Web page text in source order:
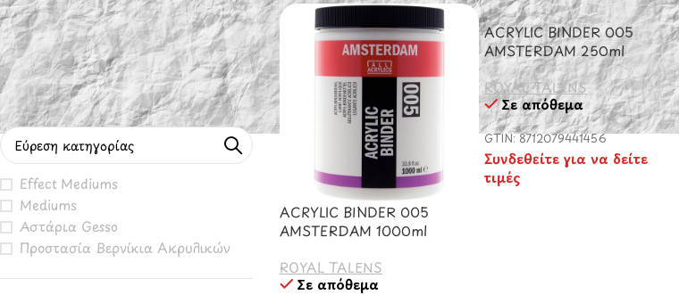
Φιλτράρισμα
Τιμή:0 €—30 €
Φιλτράρισμα Βάσει Κατηγορίας
Effect Mediums
Mediums
Αστάρια Gesso
Προστασία Βερνίκια Ακρυλικών
ACRYLIC BINDER 005
AMSTERDAM 1000ml
ROYAL TALENS
Σε απόθεμα
ACRYLIC BINDER 005
AMSTERDAM 250ml
ROYAL TALENS
Σε απόθεμα
GTIN: 8712079441456
Συνδεθείτε για να δείτε
τιμές